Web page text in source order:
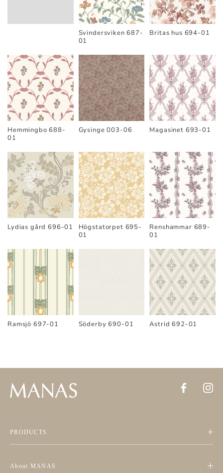
Svindersviken 687-
01
Britas hus 694-01
Hemmingbo 688-
01
Gysinge 003-06 Magasinet 693-01
Lydias gård 696-01
Högstatorpet 695-
01
Renshammar 689-
01
Ramsjö 697-01 Söderby 690-01 Astrid 692-01
PRODUCTS
About MANAS